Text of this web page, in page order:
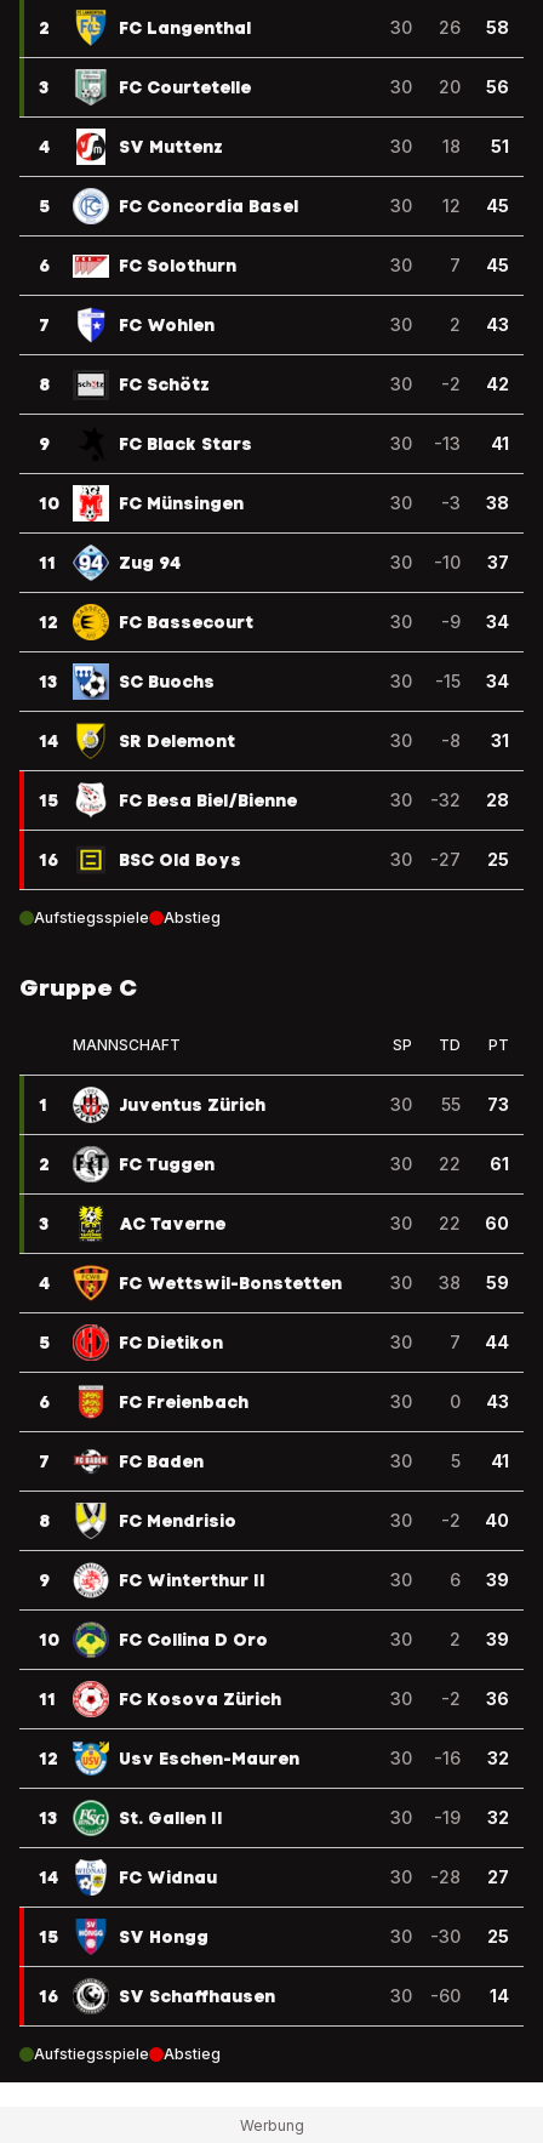
2 FC Langenthal 30 26 58
3 FC Courtetelle 30 20 56
4 SV Muttenz 30 18 51
5 FC Concordia Basel 30 12 45
6 FC Solothurn 30 7 45
7 FC Wohlen 30 2 43
8 FC Schötz 30 -2 42
9 FC Black Stars 30 -13 41
10 FC Münsingen 30 -3 38
11 Zug 94 30 -10 37
12 FC Bassecourt 30 -9 34
13 SC Buochs 30 -15 34
14 SR Delemont 30 -8 31
15 FC Besa Biel/Bienne 30 -32 28
16 BSC Old Boys 30 -27 25
Aufstiegsspiele Abstieg
Gruppe C
MANNSCHAFT SP TD PT
1 Juventus Zürich 30 55 73
2 FC Tuggen 30 22 61
3 AC Taverne 30 22 60
4 FC Wettswil-Bonstetten 30 38 59
5 FC Dietikon 30 7 44
6 FC Freienbach 30 0 43
7 FC Baden 30 5 41
8 FC Mendrisio 30 -2 40
9 FC Winterthur II 30 6 39
10 FC Collina D Oro 30 2 39
11 FC Kosova Zürich 30 -2 36
12 Usv Eschen-Mauren 30 -16 32
13 St. Gallen II 30 -19 32
14 FC Widnau 30 -28 27
15 SV Hongg 30 -30 25
16 SV Schaffhausen 30 -60 14
Aufstiegsspiele Abstieg